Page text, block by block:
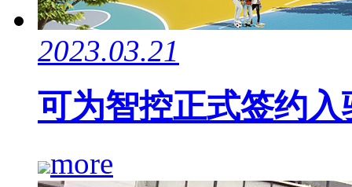
2023.03.21
可为智控正式签约
more